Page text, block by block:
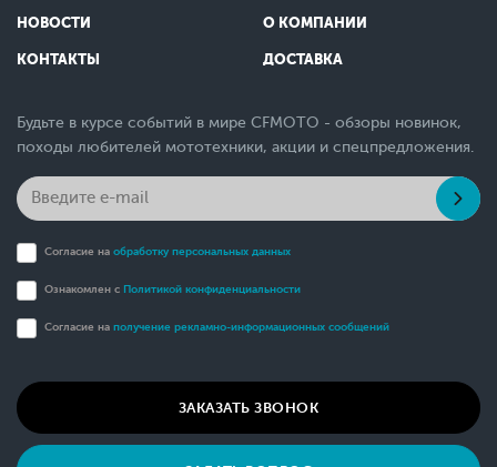
НОВОСТИ О КОМПАНИИ
КОНТАКТЫ ДОСТАВКА
Будьте в курсе событий в мире CFMOTO - обзоры новинок,
походы любителей мототехники, акции и спецпредложения.
Согласие на обработку персональных данных
Ознакомлен с Политикой конфиденциальности
Согласие на получение рекламно-информационных сообщений
ЗАКАЗАТЬ ЗВОНОК